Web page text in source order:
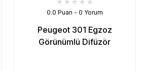
0.0 Puan - 0 Yorum
Peugeot 301 Egzoz
Görünümlü Difüzör